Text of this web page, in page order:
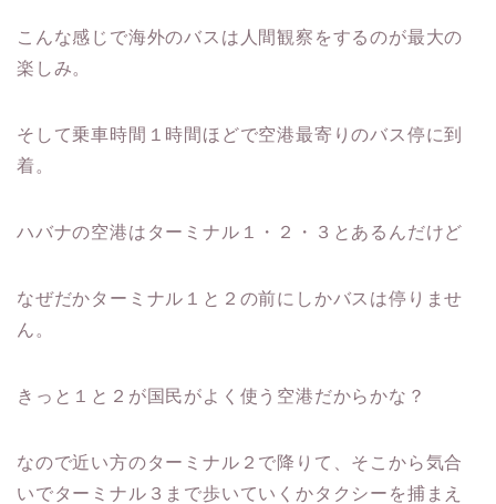
こんな感じで海外のバスは人間観察をするのが最大の
楽しみ。
そして乗車時間１時間ほどで空港最寄りのバス停に到
着。
ハバナの空港はターミナル１・２・３とあるんだけど
なぜだかターミナル１と２の前にしかバスは停りませ
ん。
きっと１と２が国民がよく使う空港だからかな？
なので近い方のターミナル２で降りて、そこから気合
いでターミナル３まで歩いていくかタクシーを捕まえ